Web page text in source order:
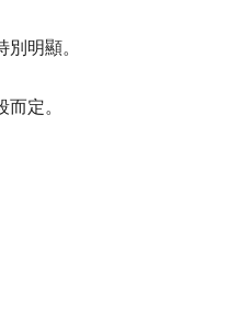
明顯。
定。